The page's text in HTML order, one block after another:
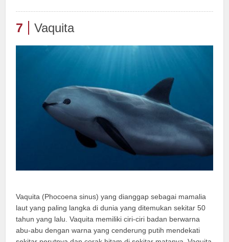
7 Vaquita
Vaquita (Phocoena sinus) yang dianggap sebagai mamalia
laut yang paling langka di dunia yang ditemukan sekitar 50
tahun yang lalu. Vaquita memiliki ciri-ciri badan berwarna
abu-abu dengan warna yang cenderung putih mendekati